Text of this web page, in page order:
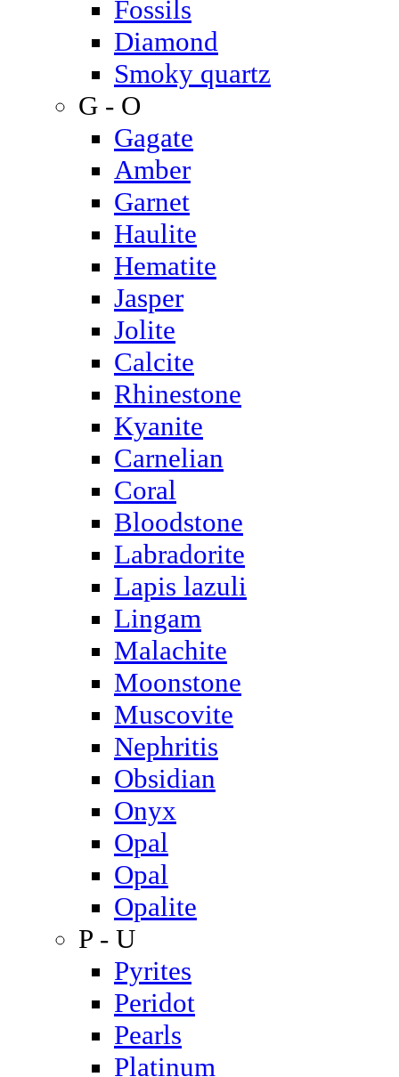
Fossils
Diamond
Smoky quartz
G - O
Gagate
Amber
Garnet
Haulite
Hematite
Jasper
Jolite
Calcite
Rhinestone
Kyanite
Carnelian
Coral
Bloodstone
Labradorite
Lapis lazuli
Lingam
Malachite
Moonstone
Muscovite
Nephritis
Obsidian
Onyx
Opal
Opal
Opalite
P - U
Pyrites
Peridot
Pearls
Platinum